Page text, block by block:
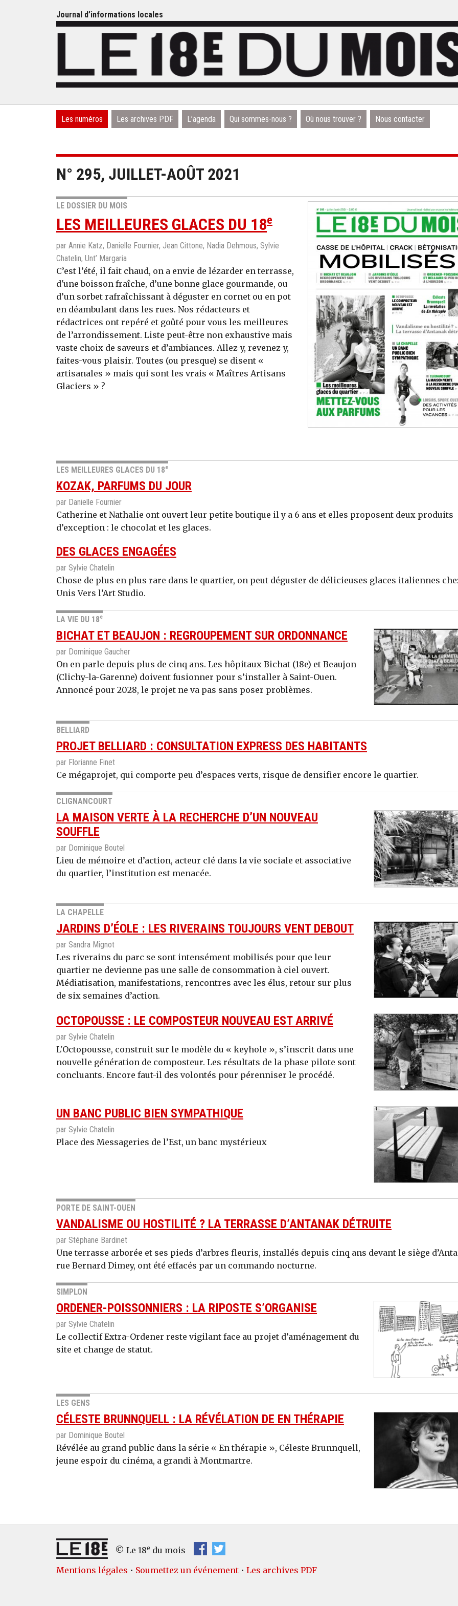
Journal d’informations locales
Les numéros Les archives PDF L’agenda Qui sommes-nous ? Où nous trouver ? Nous contacter
N° 295, JUILLET-AOÛT 2021
LE DOSSIER DU MOIS
LES MEILLEURES GLACES DU 18e
par Annie Katz, Danielle Fournier, Jean Cittone, Nadia Dehmous, Sylvie
Chatelin, Unt’ Margaria
C’est l’été, il fait chaud, on a envie de lézarder en terrasse,
d'une boisson fraîche, d’une bonne glace gourmande, ou
d’un sorbet rafraîchissant à déguster en cornet ou en pot
en déambulant dans les rues. Nos rédacteurs et
rédactrices ont repéré et goûté pour vous les meilleures
de l’arrondissement. Liste peut-être non exhaustive mais
vaste choix de saveurs et d’ambiances. Allez-y, revenez-y,
faites-vous plaisir. Toutes (ou presque) se disent «
artisanales » mais qui sont les vrais « Maîtres Artisans
Glaciers » ?
LES MEILLEURES GLACES DU 18e
KOZAK, PARFUMS DU JOUR
par Danielle Fournier
Catherine et Nathalie ont ouvert leur petite boutique il y a 6 ans et elles proposent deux produits
d’exception : le chocolat et les glaces.
DES GLACES ENGAGÉES
par Sylvie Chatelin
Chose de plus en plus rare dans le quartier, on peut déguster de délicieuses glaces italiennes
Unis Vers l’Art Studio.
LA VIE DU 18e
BICHAT ET BEAUJON : REGROUPEMENT SUR ORDONNANCE
par Dominique Gaucher
On en parle depuis plus de cinq ans. Les hôpitaux Bichat (18e) et Beaujon
(Clichy-la-Garenne) doivent fusionner pour s’installer à Saint-Ouen.
Annoncé pour 2028, le projet ne va pas sans poser problèmes.
BELLIARD
PROJET BELLIARD : CONSULTATION EXPRESS DES HABITANTS
par Florianne Finet
Ce mégaprojet, qui comporte peu d’espaces verts, risque de densifier encore le quartier.
CLIGNANCOURT
LA MAISON VERTE À LA RECHERCHE D’UN NOUVEAU
SOUFFLE
par Dominique Boutel
Lieu de mémoire et d’action, acteur clé dans la vie sociale et associative
du quartier, l’institution est menacée.
LA CHAPELLE
JARDINS D’ÉOLE : LES RIVERAINS TOUJOURS VENT DEBOUT
par Sandra Mignot
Les riverains du parc se sont intensément mobilisés pour que leur
quartier ne devienne pas une salle de consommation à ciel ouvert.
Médiatisation, manifestations, rencontres avec les élus, retour sur plus
de six semaines d’action.
OCTOPOUSSE : LE COMPOSTEUR NOUVEAU EST ARRIVÉ
par Sylvie Chatelin
L'Octopousse, construit sur le modèle du « keyhole », s’inscrit dans une
nouvelle génération de composteur. Les résultats de la phase pilote sont
concluants. Encore faut-il des volontés pour pérenniser le procédé.
UN BANC PUBLIC BIEN SYMPATHIQUE
par Sylvie Chatelin
Place des Messageries de l’Est, un banc mystérieux
PORTE DE SAINT-OUEN
VANDALISME OU HOSTILITÉ ? LA TERRASSE D’ANTANAK DÉTRUITE
par Stéphane Bardinet
Une terrasse arborée et ses pieds d’arbres fleuris, installés depuis cinq ans devant le siège
rue Bernard Dimey, ont été effacés par un commando nocturne.
SIMPLON
ORDENER-POISSONNIERS : LA RIPOSTE S’ORGANISE
par Sylvie Chatelin
Le collectif Extra-Ordener reste vigilant face au projet d’aménagement du
site et change de statut.
LES GENS
CÉLESTE BRUNNQUELL : LA RÉVÉLATION DE EN THÉRAPIE
par Dominique Boutel
Révélée au grand public dans la série « En thérapie », Céleste Brunnquell,
jeune espoir du cinéma, a grandi à Montmartre.
© Le 18e du mois
Mentions légales • Soumettez un événement • Les archives PDF